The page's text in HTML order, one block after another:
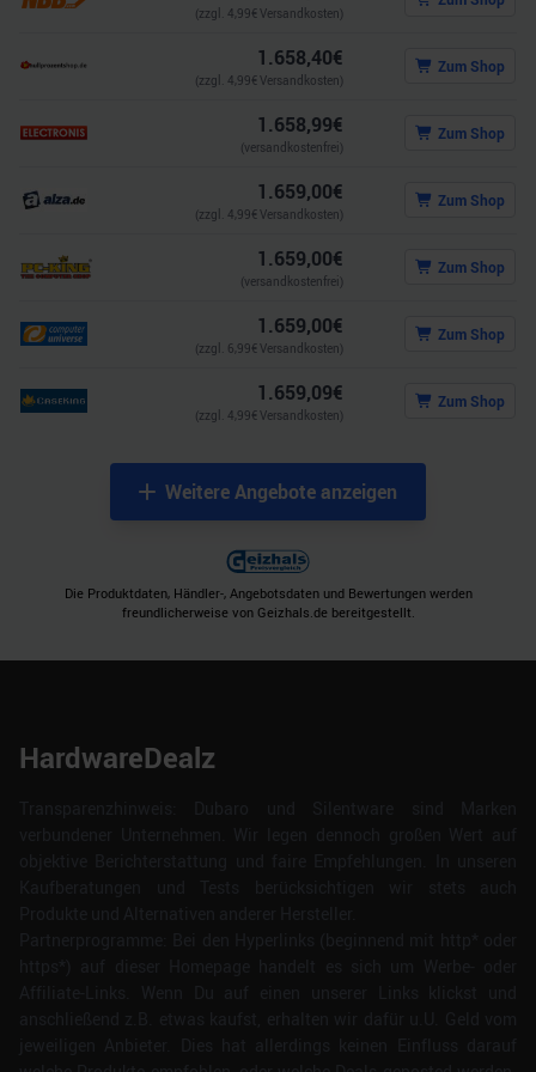
(zzgl. 4,99€ Versandkosten)
1.658,40€
(zzgl. 4,99€ Versandkosten)
Zum Shop
1.658,99€
(versandkostenfrei)
Zum Shop
1.659,00€
(zzgl. 4,99€ Versandkosten)
Zum Shop
1.659,00€
(versandkostenfrei)
Zum Shop
1.659,00€
(zzgl. 6,99€ Versandkosten)
Zum Shop
1.659,09€
(zzgl. 4,99€ Versandkosten)
Zum Shop
Weitere Angebote anzeigen
Die Produktdaten, Händler-, Angebotsdaten und Bewertungen werden
freundlicherweise von Geizhals.de bereitgestellt.
HardwareDealz